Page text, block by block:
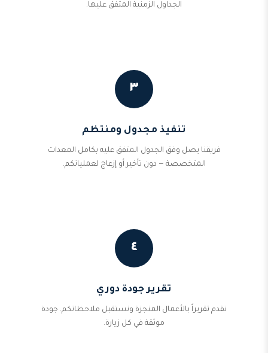
الجداول الزمنية المتفق عليها.
٣
تنفيذ مجدول ومنتظم
فريقنا يصل وفق الجدول المتفق عليه بكامل المعدات
المتخصصة — دون تأخير أو إزعاج لعملياتكم.
٤
تقرير جودة دوري
نقدم تقريراً بالأعمال المنجزة ونستقبل ملاحظاتكم. جودة
موثقة في كل زيارة.